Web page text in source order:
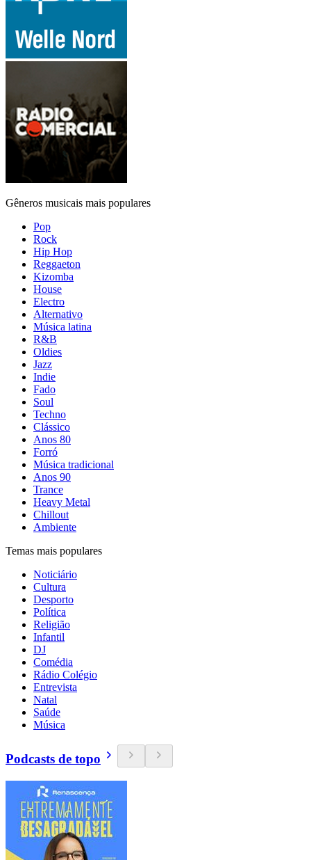
Gêneros musicais mais populares
Pop
Rock
Hip Hop
Reggaeton
Kizomba
House
Electro
Alternativo
Música latina
R&B
Oldies
Jazz
Indie
Fado
Soul
Techno
Clássico
Anos 80
Forró
Música tradicional
Anos 90
Trance
Heavy Metal
Chillout
Ambiente
Temas mais populares
Noticiário
Cultura
Desporto
Política
Religião
Infantil
DJ
Comédia
Rádio Colégio
Entrevista
Natal
Saúde
Música
Podcasts de topo